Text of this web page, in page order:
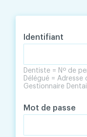
Identifiant
Dentiste = Nº de
Délégué = Adresse
Gestionnaire
Mot de passe